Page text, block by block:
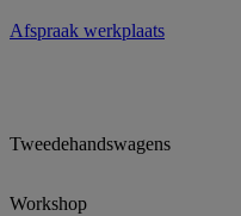
Afspraak werkplaats
Tweedehandswagens
Workshop